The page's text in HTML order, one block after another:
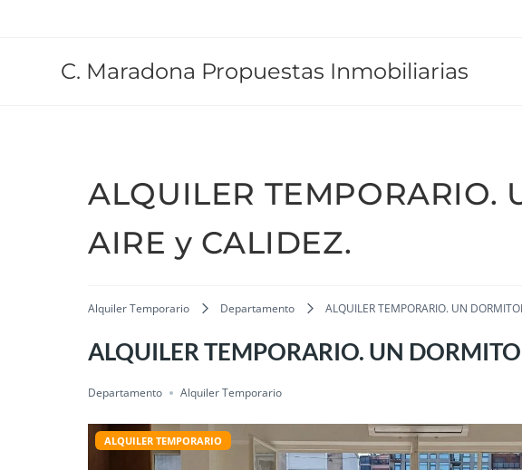
C. Maradona Propuestas Inmobiliarias
ALQUILER TEMPORARIO.
AIRE y CALIDEZ.
Alquiler Temporario Departamento ALQUILER TEMPORARIO. UN
ALQUILER TEMPORARIO. UN
Departamento Alquiler Temporario
ALQUILER TEMPORARIO